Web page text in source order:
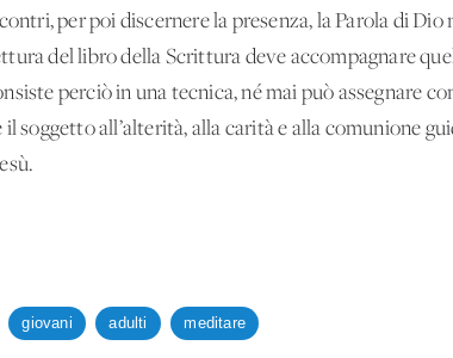
per poi discernere la presenza, la Parola di
del libro della Scrittura deve accompagnare
perciò in una tecnica, né mai può assegnare
soggetto all’alterità, alla carità e alla comunione
giovani adulti meditare